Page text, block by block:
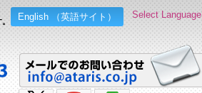
English （英語サイト） Select Language